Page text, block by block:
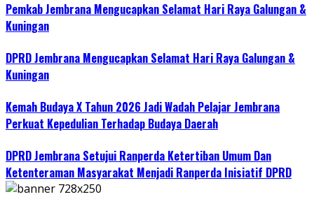
Pemkab Jembrana Mengucapkan Selamat Hari Raya Galungan &
Kuningan
DPRD Jembrana Mengucapkan Selamat Hari Raya Galungan &
Kuningan
Kemah Budaya X Tahun 2026 Jadi Wadah Pelajar Jembrana
Perkuat Kepedulian Terhadap Budaya Daerah
DPRD Jembrana Setujui Ranperda Ketertiban Umum Dan
Ketenteraman Masyarakat Menjadi Ranperda Inisiatif DPRD